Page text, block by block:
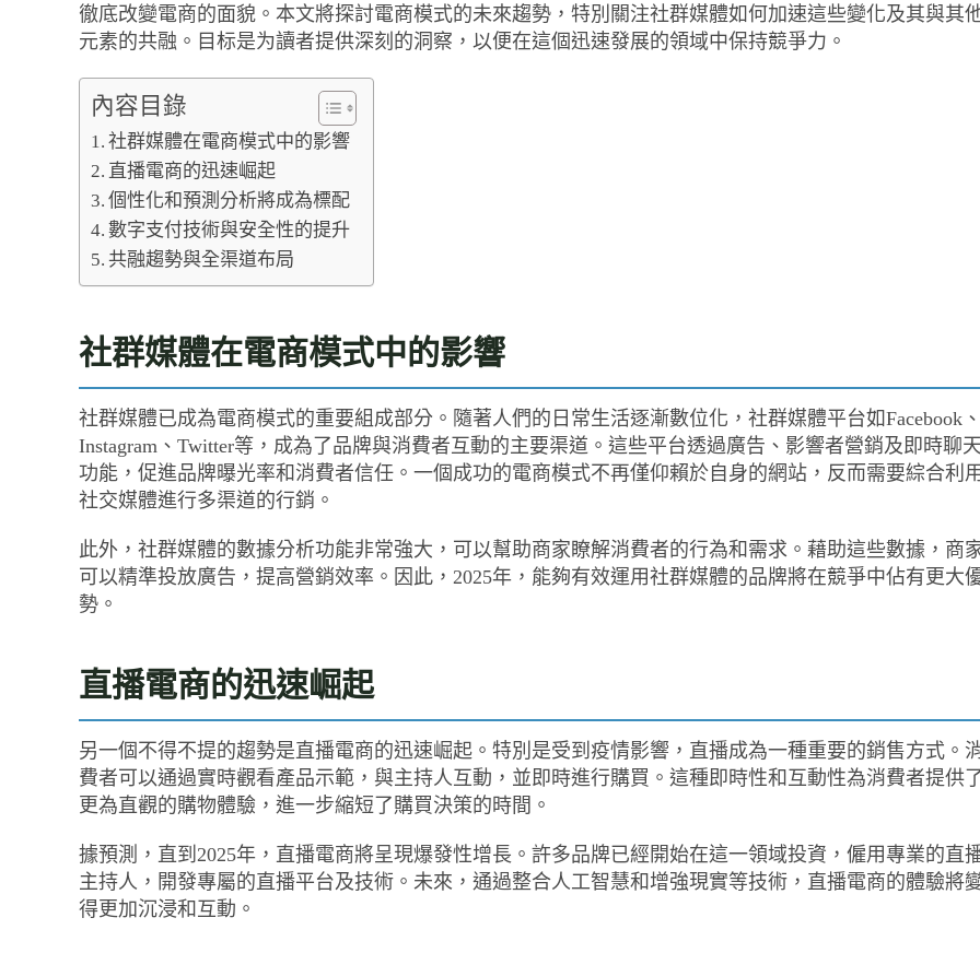
徹底改變電商的面貌。本文將探討電商模式的未來趨勢，特別關注社群媒體如何加速這些變化及其與其
元素的共融。目标是为讀者提供深刻的洞察，以便在這個迅速發展的領域中保持競爭力。
內容目錄
社群媒體在電商模式中的影響
直播電商的迅速崛起
個性化和預測分析將成為標配
數字支付技術與安全性的提升
共融趨勢與全渠道布局
社群媒體在電商模式中的影響
社群媒體已成為電商模式的重要組成部分。隨著人們的日常生活逐漸數位化，社群媒體平台如Facebook、
Instagram、Twitter等，成為了品牌與消費者互動的主要渠道。這些平台透過廣告、影響者營銷及即時聊天
功能，促進品牌曝光率和消費者信任。一個成功的電商模式不再僅仰賴於自身的網站，反而需要綜合利用
社交媒體進行多渠道的行銷。
此外，社群媒體的數據分析功能非常強大，可以幫助商家瞭解消費者的行為和需求。藉助這些數據，商
可以精準投放廣告，提高營銷效率。因此，2025年，能夠有效運用社群媒體的品牌將在競爭中佔有更大
勢。
直播電商的迅速崛起
另一個不得不提的趨勢是直播電商的迅速崛起。特別是受到疫情影響，直播成為一種重要的銷售方式。
費者可以通過實時觀看產品示範，與主持人互動，並即時進行購買。這種即時性和互動性為消費者提供
更為直觀的購物體驗，進一步縮短了購買決策的時間。
據預測，直到2025年，直播電商將呈現爆發性增長。許多品牌已經開始在這一領域投資，僱用專業的直
主持人，開發專屬的直播平台及技術。未來，通過整合人工智慧和增強現實等技術，直播電商的體驗將
得更加沉浸和互動。